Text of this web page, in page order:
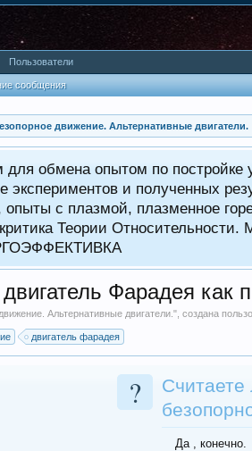
движение. Альтернативные двигатели.
обмена опытом по
экспериментов и полученных
с плазмой, плазменное
Теории
Фарадея как
Альтернативные двигатели. ", создана
двигатель фарадея
?
Да , конечно.
сообщения
Пользователи